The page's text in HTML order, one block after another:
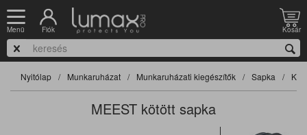
Menü Fiók Kosár
Nyitólap Munkaruházat Munkaruházati kiegészítők Sapka
MEEST kötött sapka